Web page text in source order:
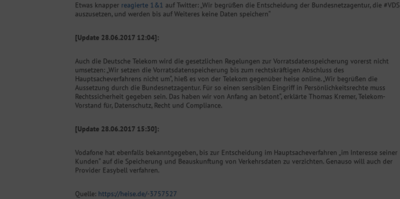
Etwas knapper reagierte 1&1 auf Twitter: „Wir begrüßen die Entscheidung der Bundesnetzagentur, die #VDS
auszusetzen, und werden bis auf Weiteres keine Daten speichern“
[Update 28.06.2017 12:04]:
Auch die Deutsche Telekom wird die gesetzlichen Regelungen zur Vorratsdatenspeicherung vorerst nicht
umsetzen: „Wir setzen die Vorratsdatenspeicherung bis zum rechtskräftigen Abschluss des
Hauptsacheverfahrens nicht um“, hieß es von der Telekom gegenüber heise online. „Wir begrüßen die
Aussetzung durch die Bundesnetzagentur. Für so einen sensiblen Eingriff in Persönlichkeitsrechte muss
Rechtssicherheit gegeben sein. Das haben wir von Anfang an betont“, erklärte Thomas Kremer, Telekom-
Vorstand für, Datenschutz, Recht und Compliance.
[Update 28.06.2017 15:30]:
Vodafone hat ebenfalls bekanntgegeben, bis zur Entscheidung im Hauptsacheverfahren „im Interesse seiner
Kunden“ auf die Speicherung und Beauskunftung von Verkehrsdaten zu verzichten. Genauso will auch der
Provider Easybell verfahren.
Quelle: https://heise.de/-3757527